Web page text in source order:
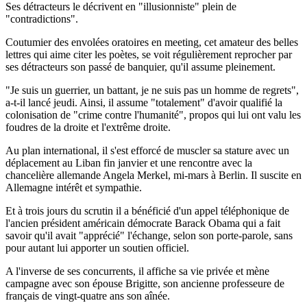
Ses détracteurs le décrivent en "illusionniste" plein de
"contradictions".
Coutumier des envolées oratoires en meeting, cet amateur des belles
lettres qui aime citer les poètes, se voit régulièrement reprocher par
ses détracteurs son passé de banquier, qu'il assume pleinement.
"Je suis un guerrier, un battant, je ne suis pas un homme de regrets",
a-t-il lancé jeudi. Ainsi, il assume "totalement" d'avoir qualifié la
colonisation de "crime contre l'humanité", propos qui lui ont valu les
foudres de la droite et l'extrême droite.
Au plan international, il s'est efforcé de muscler sa stature avec un
déplacement au Liban fin janvier et une rencontre avec la
chancelière allemande Angela Merkel, mi-mars à Berlin. Il suscite en
Allemagne intérêt et sympathie.
Et à trois jours du scrutin il a bénéficié d'un appel téléphonique de
l'ancien président américain démocrate Barack Obama qui a fait
savoir qu'il avait "apprécié" l'échange, selon son porte-parole, sans
pour autant lui apporter un soutien officiel.
A l'inverse de ses concurrents, il affiche sa vie privée et mène
campagne avec son épouse Brigitte, son ancienne professeure de
français de vingt-quatre ans son aînée.